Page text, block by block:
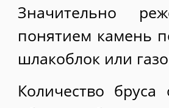
Значительно
понятием камень
шлакоблок или
Количество бруса